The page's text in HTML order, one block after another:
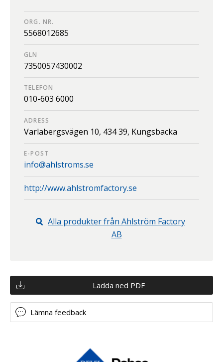
ORG. NR.
5568012685
GLN
7350057430002
TELEFON
010-603 6000
ADRESS
Varlabergsvägen 10, 434 39, Kungsbacka
E-POST
info@ahlstroms.se
http://www.ahlstromfactory.se
Alla produkter från Ahlström Factory
AB
Ladda ned PDF
Lämna feedback